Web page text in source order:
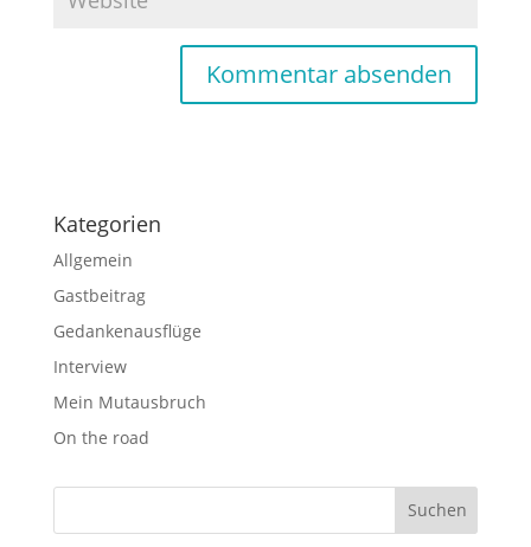
Kategorien
Allgemein
Gastbeitrag
Gedankenausflüge
Interview
Mein Mutausbruch
On the road